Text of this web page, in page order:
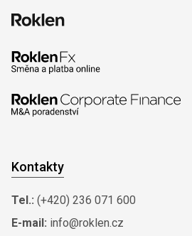
Kontakty
Tel.: (+420) 236 071 600
E-mail: info@roklen.cz